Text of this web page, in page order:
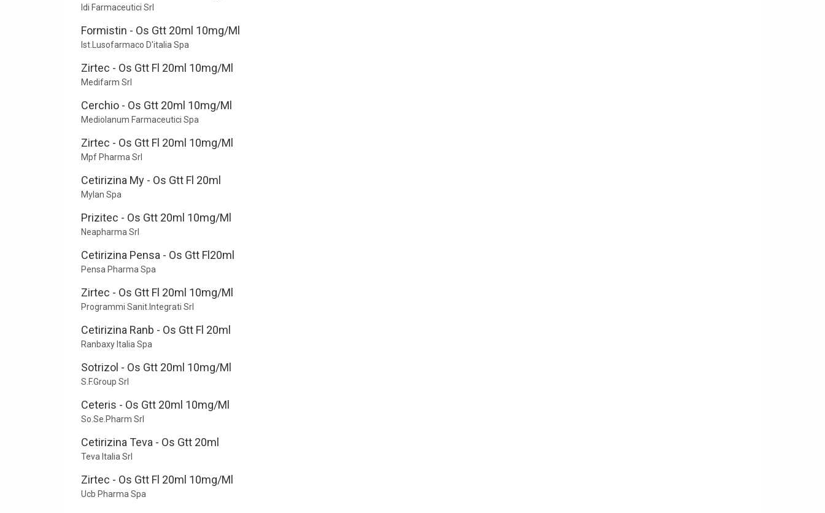
Idi Farmaceutici Srl
Formistin - Os Gtt 20ml 10mg/Ml
Ist.Lusofarmaco D'italia Spa
Zirtec - Os Gtt Fl 20ml 10mg/Ml
Medifarm Srl
Cerchio - Os Gtt 20ml 10mg/Ml
Mediolanum Farmaceutici Spa
Zirtec - Os Gtt Fl 20ml 10mg/Ml
Mpf Pharma Srl
Cetirizina My - Os Gtt Fl 20ml
Mylan Spa
Prizitec - Os Gtt 20ml 10mg/Ml
Neapharma Srl
Cetirizina Pensa - Os Gtt Fl20ml
Pensa Pharma Spa
Zirtec - Os Gtt Fl 20ml 10mg/Ml
Programmi Sanit.Integrati Srl
Cetirizina Ranb - Os Gtt Fl 20ml
Ranbaxy Italia Spa
Sotrizol - Os Gtt 20ml 10mg/Ml
S.F.Group Srl
Ceteris - Os Gtt 20ml 10mg/Ml
So.Se.Pharm Srl
Cetirizina Teva - Os Gtt 20ml
Teva Italia Srl
Zirtec - Os Gtt Fl 20ml 10mg/Ml
Ucb Pharma Spa